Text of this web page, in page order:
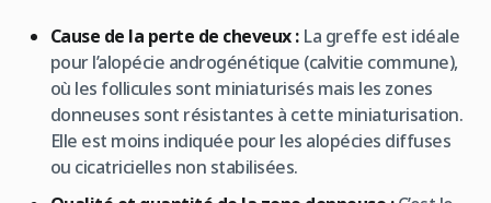
Cause de la perte de cheveux :La greffe est idéale
pour l’alopécie androgénétique (calvitie commune),
où les follicules sont miniaturisés mais les zones
donneuses sont résistantes à cette miniaturisation.
Elle est moins indiquée pour les alopécies diffuses
ou cicatricielles non stabilisées.